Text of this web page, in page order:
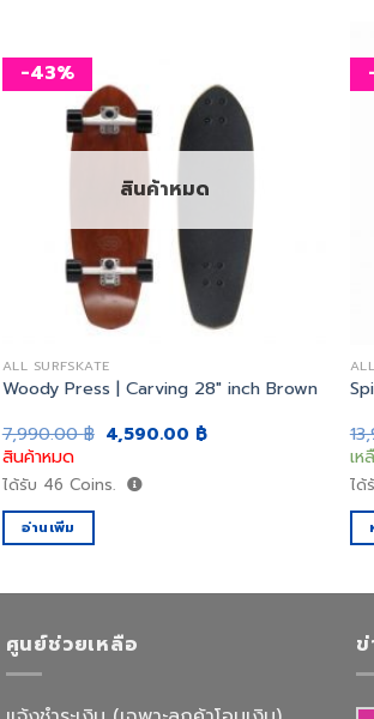
-43%
สินค้าหมด
ALL SURFSKATE
Woody Press | Carving 28″ inch Brown
7,990.00฿ Original
price
7,990.00 ฿.
4,590.00 ฿Current
สินค้าหมด
ได้รับ 46 Coins.
อ่านเพิ่ม
เห
ได้
ศูนย์ช่วยเหลือ